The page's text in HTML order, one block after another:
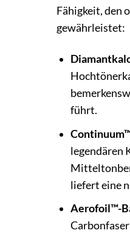
Fähigkeit, den
gewährleistet:
führt.
legendären
liefert eine
Aerofoil™-